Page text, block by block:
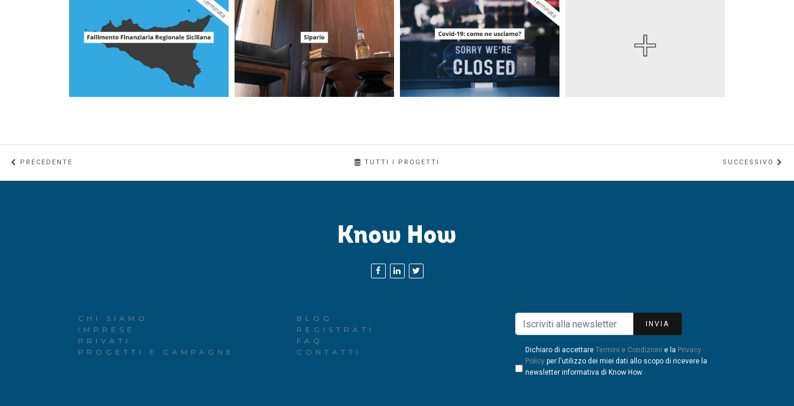
PRECEDENTE TUTTI I PROGETTI SUCCESSIVO
CHI SIAMO
IMPRESE
PRIVATI
PROGETTI E CAMPAGNE
BLOG
REGISTRATI
FAQ
CONTATTI
INVIA
Dichiaro di accettare Termini e Condizioni e la Privacy
Policy per l'utilizzo dei miei dati allo scopo di ricevere la
newsletter informativa di Know How.